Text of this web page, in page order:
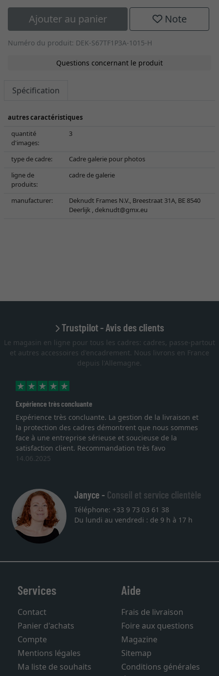
Ajouter au panier Note
Numéro du produit: DEK-S67TF1P3A-1015-H
Questions concernant le produit
Spécification
autres caractéristiques
quantité
d'images:
3
type de cadre:
Cadre galerie pour photos
ligne de
produits:
cadre de galerie
manufacturer:
Deknudt Frames N.V., Breestraat 31A, BE 8540
Deerlijk , deknudt@gmx.eu
Trustpilot - Avis des clients
Le magasin en ligne pour tous les cadres: cadres, passe-partout
et autres accessoires d'encadrement. Nous livrons en France
depuis l'Allemagne.
Expérience très concluante
Expérience très concluante. La gestion de la livraison et
la protection des cadres démontrent que nous sommes
face à une entreprise sérieuse et soucieuse de la
satisfaction client. Recommandation très favo
14.06.2025
Janyce - Conseil et service clientèle
Téléphone: +33 9 73 03 61 38
Du lundi au vendredi : de 9 h à 17 h
Services
Contact
Panier d'achats
Compte
Mentions légales
Ma liste de souhaits
Aide
Frais de livraison
Foire aux questions
Magazine
Sitemap
Conditions générales